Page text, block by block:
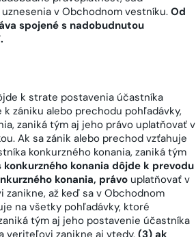
v Obchodnom vestníku. Od
spojené s nadobudnutou
k strate postavenia účastníka
k zániku alebo prechodu pohľadávky,
zaniká tým aj jeho právo uplatňovať v
Ak sa zánik alebo prechod vzťahuje
konkurzného konania, zaniká tým
konania dôjde k prevodu
konania, právo uplatňovať v
až keď sa v Obchodnom
na všetky pohľadávky, ktoré
tým aj jeho postavenie účastníka
veriteľovi zanikne aj vtedy, (3) ak